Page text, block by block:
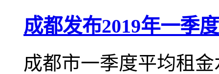
成都发布2019年一季
成都市一季度平均租